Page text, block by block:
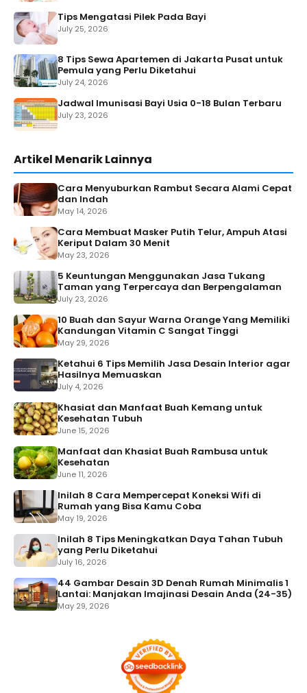
Tips Mengatasi Pilek Pada Bayi
July 25, 2026
8 Tips Sewa Apartemen di Jakarta Pusat untuk
Pemula yang Perlu Diketahui
July 24, 2026
Jadwal Imunisasi Bayi Usia 0-18 Bulan Terbaru
July 23, 2026
Artikel Menarik Lainnya
Cara Menyuburkan Rambut Secara Alami Cepat
dan Indah
May 14, 2026
Cara Membuat Masker Putih Telur, Ampuh Atasi
Keriput Dalam 30 Menit
May 23, 2026
5 Keuntungan Menggunakan Jasa Tukang
Taman yang Terpercaya dan Berpengalaman
July 23, 2026
10 Buah dan Sayur Warna Orange Yang Memiliki
Kandungan Vitamin C Sangat Tinggi
May 29, 2026
Ketahui 6 Tips Memilih Jasa Desain Interior agar
Hasilnya Memuaskan
July 4, 2026
Khasiat dan Manfaat Buah Kemang untuk
Kesehatan Tubuh
June 15, 2026
Manfaat dan Khasiat Buah Rambusa untuk
Kesehatan
June 11, 2026
Inilah 8 Cara Mempercepat Koneksi Wifi di
Rumah yang Bisa Kamu Coba
May 19, 2026
Inilah 8 Tips Meningkatkan Daya Tahan Tubuh
yang Perlu Diketahui
July 16, 2026
44 Gambar Desain 3D Denah Rumah Minimalis 1
Lantai: Manjakan Imajinasi Desain Anda (24-35)
May 29, 2026